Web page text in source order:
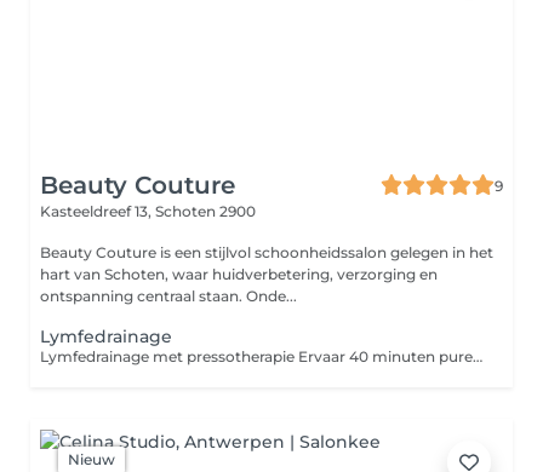
Beauty Couture
9
Kasteeldreef 13, Schoten 2900
Beauty Couture is een stijlvol schoonheidssalon gelegen in het
hart van Schoten, waar huidverbetering, verzorging en
ontspanning centraal staan. Onde...
Lymfedrainage
Lymfedrainage met pressotherapie Ervaar 40 minuten pure ontspanning terwijl je lichaam op een zachte en doeltreffende manier wordt gestimuleerd. Tijdens de pressotherapie zorgen luchtdrukgolven voor een ritmische massage die de lymfestroom activeert, vochtophopingen helpt verminderen en je benen lichter laat aanvoelen. Deze behandeling is ideaal voor mensen met spierklachten zoals o.a. fibromyalgie, het herstel na een chirurgische ingreep zoals een liposuctie, knie of heup operatie. Niet enkel is het goed voor de huid en spieren maar werkt ook bevorderlijk op afslanking. Deze behandeling ondersteunt de afvoer van afvalstoffen, stimuleert de bloedsomloop en geeft een heerlijk ontspannen gevoel ideaal bij vermoeide of zware benen. Wil je extra resultaat? Lymfedrainage kan perfect gecombineerd worden met een anti-cellulitis behandeling voor een nog intensere aanpak en een gladdere, stevigere huid. Ontspan, herstel en voel het verschil
Nieuw